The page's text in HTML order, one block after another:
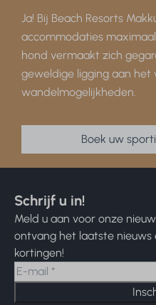
Ja! Bij Beach Resorts
accommodaties
hond vermaakt zich
geweldige ligging aan
wandelmogelijkheden.
Boek uw
Schrijf u in!
Meld u aan voor onze
ontvang het laatste nieuws
kortingen!